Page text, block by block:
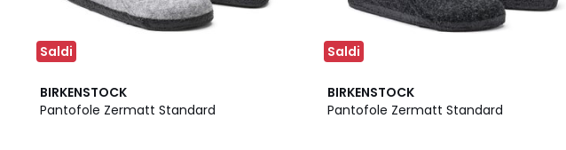
Saldi
BIRKENSTOCK
Pantofole Zermatt Standard
4,5
/ 5
Saldi
BIRKENSTOCK
Pantofole Zermatt Standard
5
/